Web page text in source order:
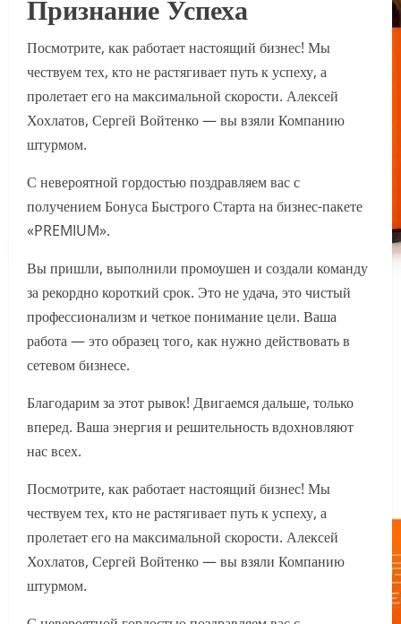
Посмотрите, как работает настоящий бизнес! Мы
чествуем тех, кто не растягивает путь к успеху, а
пролетает его на максимальной скорости. Алексей
Хохлатов, Сергей Войтенко — вы взяли Компанию
штурмом.
С невероятной гордостью поздравляем вас с
получением Бонуса Быстрого Старта на бизнес-пакете
«PREMIUM».
Вы пришли, выполнили промоушен и создали команду
за рекордно короткий срок. Это не удача, это чистый
профессионализм и четкое понимание цели. Ваша
работа — это образец того, как нужно действовать в
сетевом бизнесе.
Благодарим за этот рывок! Двигаемся дальше, только
вперед. Ваша энергия и решительность вдохновляют
нас всех.
Посмотрите, как работает настоящий бизнес! Мы
чествуем тех, кто не растягивает путь к успеху, а
пролетает его на максимальной скорости. Алексей
Хохлатов, Сергей Войтенко — вы взяли Компанию
штурмом.